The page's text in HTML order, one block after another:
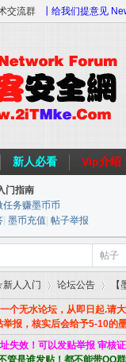
交流群 ┃给我们提意见
新人必看 Vip介绍
门指南
任务赚墨币币
墨币充值 帖子举报
帖子
人入门
›
论坛公告
›
个无水论坛，从即日起.请
报，核实后会给予5-10的墨
失效！可以发贴举报 审核
管是谁发贴！都不能带QQ